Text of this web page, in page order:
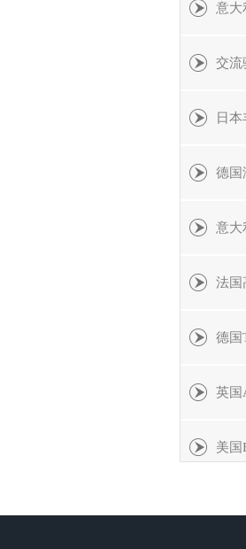
意大
交流
日
德国
意大
法国
德国
英国
美国